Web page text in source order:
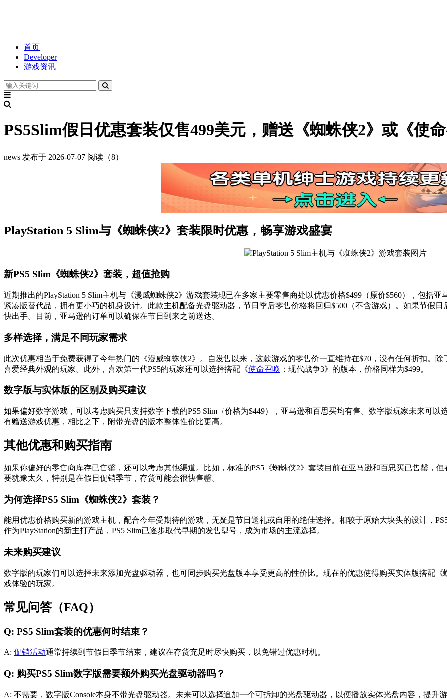
首页
Developer
游戏资讯
PS5Slim假日优惠套装仅售499美元，赠送《蜘蛛侠2》或《使
news 发布于 2026-07-07 阅读（8）
PlayStation 5 Slim与《蜘蛛侠2》套装限时优惠，畅享游戏盛宴
新PS5 Slim《蜘蛛侠2》套装，超值抢购
近期推出的PlayStation 5 Slim主机与《漫威蜘蛛侠2》游戏套装现已在多家主要零售商处以优惠价格$499（原价$560），包括亚
紧凑版替代品，拥有更小巧的机身设计。此款主机配备光盘驱动器，节日季后零售价格将回归$500（不含游戏）。如果节假
快出手。目前，亚马逊的订单可以确保在节日到来之前送达。
多样选择，满足不同玩家需求
此次优惠相当于免费获得了今年热门的《漫威蜘蛛侠2》。自发售以来，这款游戏的零售价一直维持在$70，没有任何折扣。
喜爱经典外观的玩家。此外，喜欢第一代PS5的玩家还可以选择搭配《使命召唤 ：现代战争3》的版本，价格同样为$499。
数字版与实体版的区别及购买建议
如果偏好数字游戏，可以考虑购买只支持数字下载的PS5 Slim（价格为$449），亚马逊和百思买均有售。数字版玩家未来可
有赠送游戏优惠，相比之下，附带光盘的版本整体性价比更高。
其他优惠和购买指南
如果你偏好的零售商库存已售罄，还可以考虑其他渠道。比如，标准的PS5《蜘蛛侠2》套装目前在亚马逊和百思买已售罄，但
要犹豫太久，特别是在假日促销季节，存货可能会很快售罄。
为何选择PS5 Slim《蜘蛛侠2》套装？
能用优惠价格购买新的游戏主机，配合今年受期待的游戏，无疑是节日送礼或自用的绝佳选择。相较于原始大块头的设计，
作为PlayStation的新主打产品，PS5 Slim已逐步取代早期的发售型号，成为市场的主流选择。
未来购买建议
数字版的玩家们可以选择未来添加光盘驱动器，也可同步购买光盘版本享受更高的性价比。现在的优惠使得购买实体版搭配
戏体验的玩家。
常见问答（FAQ）
Q: PS5 Slim套装的优惠何时结束？
A: 促销活动通常持续到节假日季节结束，建议在存货充足时尽快购买，以免错过优惠时机。
Q: 购买PS5 Slim数字版需要额外购买光盘驱动器吗？
A: 不需要，数字版Console本身不带光盘驱动器。未来可以选择追加一个可拆卸的光盘驱动器，以便播放实体光盘内容，提升游